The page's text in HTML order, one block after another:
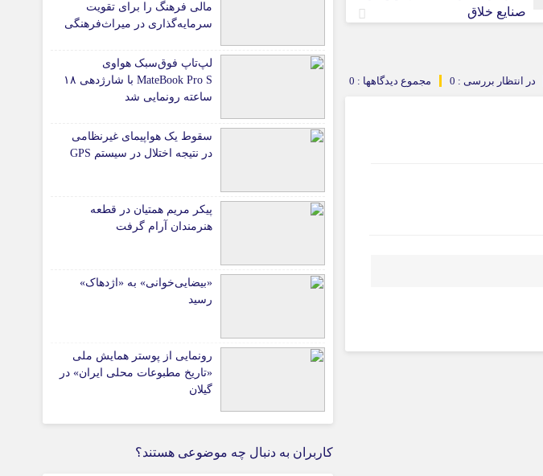
صنایع خلاق
مجموع دیدگاهها : 0 در انتظار بررسی : 0
مالی فرهنگ را برای تقویت
سرمایه‌گذاری در میراث‌فرهنگی
برای صنایع خلاق
لپ‌تاپ فوق‌سبک هواوی
MateBook Pro S با شارژدهی ۱۸
ساعته رونمایی شد
سقوط یک هواپیمای غیرنظامی
در نتیجه اختلال در سیستم‌ GPS
پیکر مریم همتیان در قطعه
هنرمندان آرام گرفت
«بیضایی‌خوانی» به «اژدهاک»
رسید
رونمایی از پوستر همایش ملی
«تاریخ مطبوعات محلی ایران» در
گیلان
کاربران به دنبال چه موضوعی هستند؟